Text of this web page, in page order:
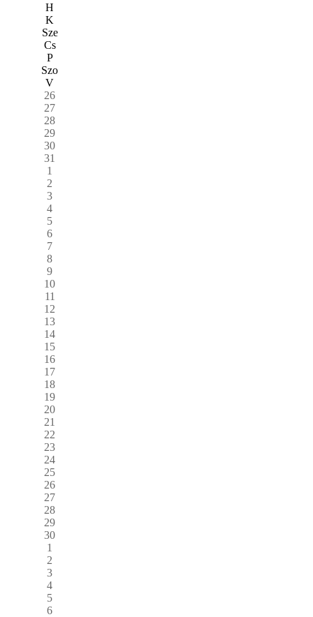
H
K
Sze
Cs
P
Szo
V
26
27
28
29
30
31
1
2
3
4
5
6
7
8
9
10
11
12
13
14
15
16
17
18
19
20
21
22
23
24
25
26
27
28
29
30
1
2
3
4
5
6